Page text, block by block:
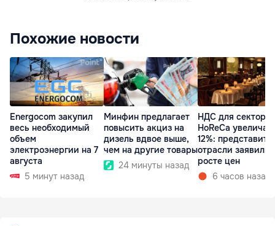
Похожие новости
Energocom закупил
весь необходимый
объем
электроэнергии на 7
августа
5 минут назад
Минфин предлагает
повысить акциз на
дизель вдвое выше,
чем на другие товары
24 минуты назад
НДС для сектора
HoReCa увеличат
12%:
отрасли заявили
росте цен
6 часов назад